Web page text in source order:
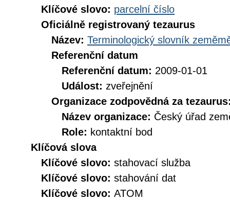
Klíčové slovo: parcelní číslo
Oficiálně registrovaný tezaurus
Název: Terminologický slovník
Referenční datum
Referenční datum: 2009-01-01
Událost: zveřejnění
Organizace zodpovědná za
Název organizace: Český úřad
Role: kontaktní bod
Klíčová slova
Klíčové slovo: stahovací služba
Klíčové slovo: stahování dat
Klíčové slovo: ATOM